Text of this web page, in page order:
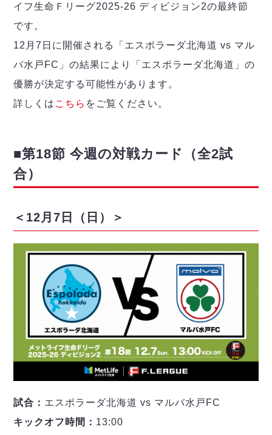
フウガドールすみだ
しながわシティ
立川アスレティックFC
ペスカドーラ町田
ボアルース長野
名古屋オーシャンズ
バサジィ大分
選手の通算記録（Ｆ２）
ヴォスクオーレ仙台
リガーレヴィア葛飾
Y．S．C．C．横浜
ヴィンセドール白山
アグレミーナ浜松
デウソン神戸
ポルセイド浜田
ミラクルスマイル新居浜
FOLLOW US!
イフ生命Ｆリーグ2025-26 ディビジョン2の最終節
です。
12月7日に開催される「エスポラーダ北海道 vs マル
バ水戸FC」の結果により「エスポラーダ北海道」の
優勝が決定する可能性があります。
詳しくは こちら をご覧ください。
■第18節 今週の対戦カード（全2試
合）
＜12月7日（日）＞
試合： エスポラーダ北海道 vs マルバ水戸FC
キックオフ時間： 13:00